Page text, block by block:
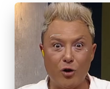
a
C
V
C